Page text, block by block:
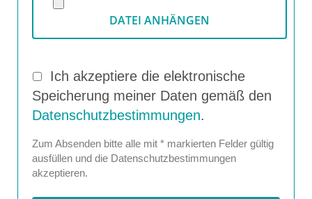
DATEI ANHÄNGEN
Ich akzeptiere die elektronische
Speicherung meiner Daten gemäß den
Datenschutzbestimmungen.
Zum Absenden bitte alle mit * markierten Felder gültig
ausfüllen und die Datenschutzbestimmungen
akzeptieren.